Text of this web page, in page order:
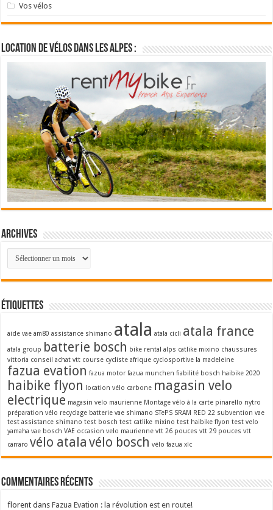
Vos vélos
Location de vélos dans les Alpes :
Archives
Archives
Étiquettes
aide vae am80 assistance shimano atala atala cicli atala france
atala group batterie bosch bike rental alps catlike mixino chaussures
vittoria conseil achat vtt course cycliste afrique cyclosportive la madeleine
fazua evation fazua motor fazua munchen fiabilité bosch haibike 2020
haibike flyon location vélo carbone magasin velo
electrique magasin velo maurienne Montage vélo à la carte pinarello nytro
préparation vélo recyclage batterie vae shimano STePS SRAM RED 22 subvention vae
test assistance shimano test bosch test catlike mixino test haibike flyon test velo
yamaha vae bosch VAE occasion velo maurienne vtt 26 pouces vtt 29 pouces vtt
carraro vélo atala vélo bosch vélo fazua xlc
Commentaires récents
florent dansFazua Evation : la révolution est en route!